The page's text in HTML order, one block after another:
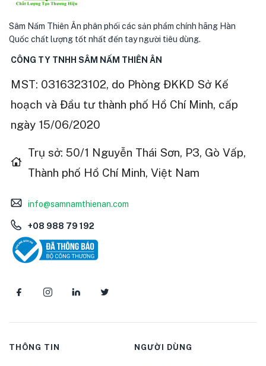
Sâm Nấm Thiên Ân phân phối các sản phẩm chính hãng Hàn
Quốc chất lượng tốt nhất đến tay người tiêu dùng.
CÔNG TY TNHH SÂM NẤM THIÊN ÂN
MST: 0316323102, do Phòng ĐKKD Sở Kế
hoạch và Đầu tư thành phố Hồ Chí Minh, cấp
ngày 15/06/2020
Trụ sở: 50/1 Nguyễn Thái Sơn, P3, Gò Vấp,
Thành phố Hồ Chí Minh, Việt Nam
info@samnamthienan.com
+08 988 79 192
THÔNG TIN NGƯỜI DÙNG